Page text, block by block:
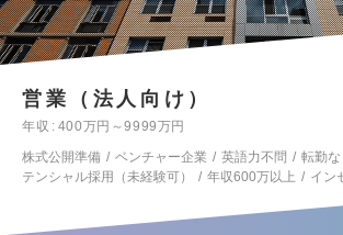
営業（法人向け）
年収
400万円～9999万円
株式公開準備
ベンチャー企業 英語力不問 転勤な
テンシャル採用（未経験可）
年収600万以上 イン